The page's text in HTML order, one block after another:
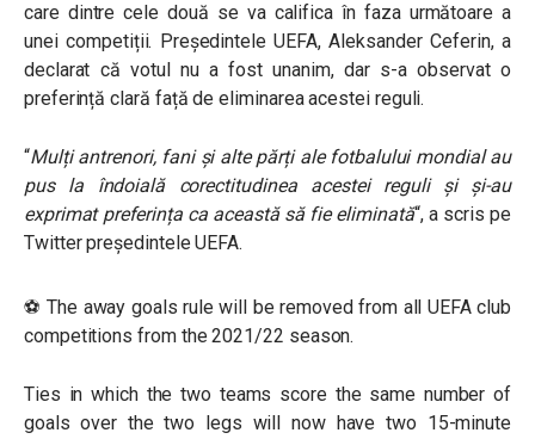
care dintre cele două se va califica în faza următoare a
unei competiții. Președintele UEFA, Aleksander Ceferin, a
declarat că votul nu a fost unanim, dar s-a observat o
preferință clară față de eliminarea acestei reguli.
“Mulți antrenori, fani și alte părți ale fotbalului mondial au
pus la îndoială corectitudinea acestei reguli și și-au
exprimat preferința ca această să fie eliminată“, a scris pe
Twitter președintele UEFA.
⚽ The away goals rule will be removed from all UEFA club
competitions from the 2021/22 season.
Ties in which the two teams score the same number of
goals over the two legs will now have two 15-minute